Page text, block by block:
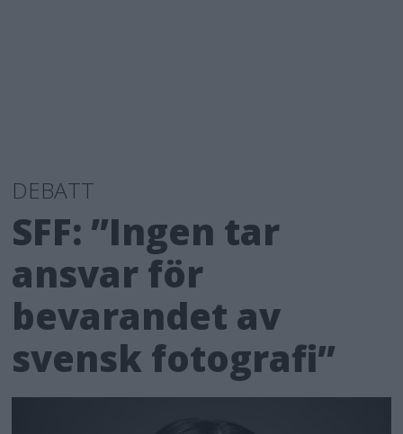
DEBATT
SFF: ”Ingen tar
ansvar för
bevarandet av
svensk fotografi”